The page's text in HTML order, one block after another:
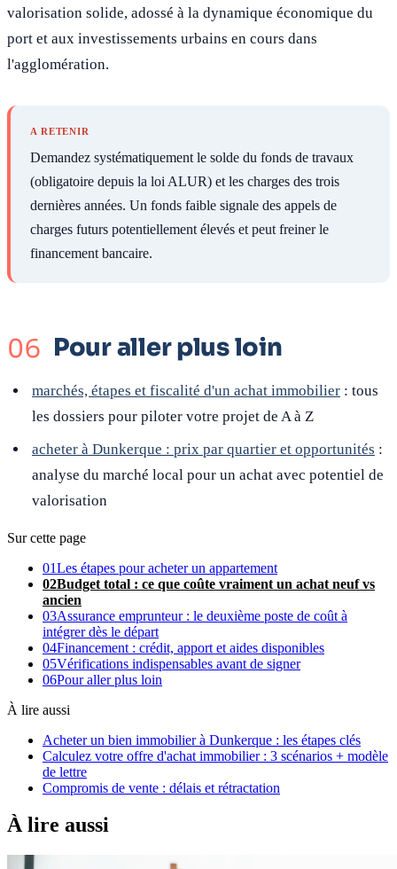
valorisation solide, adossé à la dynamique économique du
port et aux investissements urbains en cours dans
l'agglomération.
A RETENIR
Demandez systématiquement le solde du fonds de travaux
(obligatoire depuis la loi ALUR) et les charges des trois
dernières années. Un fonds faible signale des appels de
charges futurs potentiellement élevés et peut freiner le
financement bancaire.
Pour aller plus loin
marchés, étapes et fiscalité d'un achat immobilier : tous
les dossiers pour piloter votre projet de A à Z
acheter à Dunkerque : prix par quartier et opportunités :
analyse du marché local pour un achat avec potentiel de
valorisation
Sur cette page
01Les étapes pour acheter un appartement
02Budget total : ce que coûte vraiment un achat neuf vs
ancien
03Assurance emprunteur : le deuxième poste de coût à
intégrer dès le départ
04Financement : crédit, apport et aides disponibles
05Vérifications indispensables avant de signer
06Pour aller plus loin
À lire aussi
Acheter un bien immobilier à Dunkerque : les étapes clés
Calculez votre offre d'achat immobilier : 3 scénarios + modèle
de lettre
Compromis de vente : délais et rétractation
À lire aussi